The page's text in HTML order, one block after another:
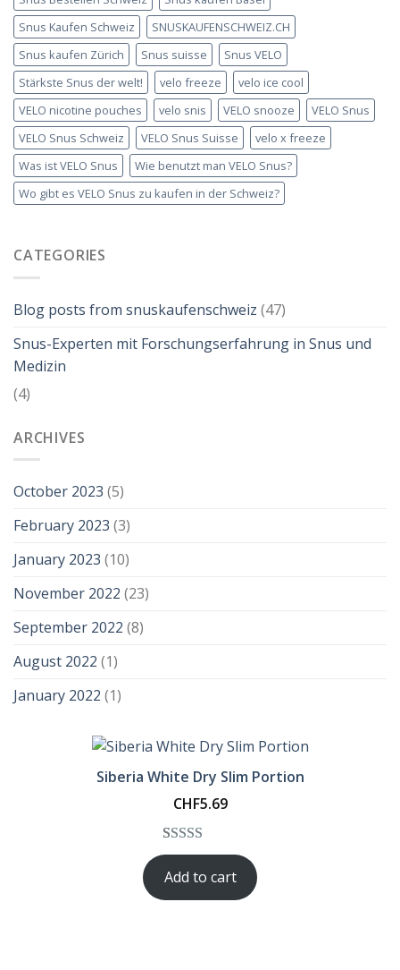
Snus Kaufen Schweiz
SNUSKAUFENSCHWEIZ.CH
Snus kaufen Zürich
Snus suisse
Snus VELO
Stärkste Snus der welt!
velo freeze
velo ice cool
VELO nicotine pouches
velo snis VELO snooze
VELO Snus
VELO Snus Schweiz
VELO Snus Suisse
velo x freeze
Was ist VELO Snus
Wie benutzt man VELO Snus?
Wo gibt es VELO Snus zu kaufen in der Schweiz?
CATEGORIES
Blog posts from snuskaufenschweiz (47)
Snus-Experten mit Forschungserfahrung in Snus und
Medizin
(4)
ARCHIVES
October 2023 (5)
February 2023 (3)
January 2023 (10)
November 2022 (23)
September 2022 (8)
August 2022 (1)
January 2022 (1)
Siberia White Dry Slim Portion
CHF5.69
Rated5.00
out of 5
based on
1
Add to cart